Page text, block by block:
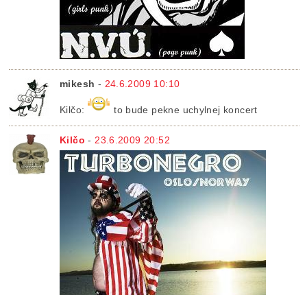
mikesh - 24.6.2009 10:10
Kilčo: to bude pekne uchylnej koncert
Kilčo - 23.6.2009 20:52